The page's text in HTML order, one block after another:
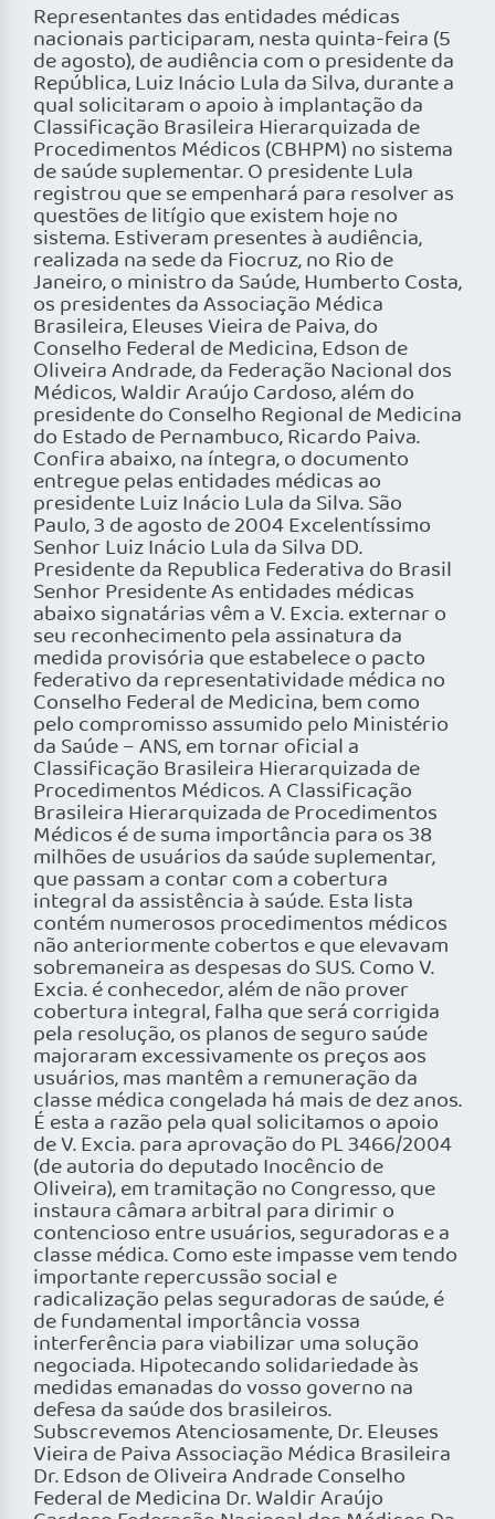
Representantes das entidades médicas
nacionais participaram, nesta quinta-feira (5
de agosto), de audiência com o presidente da
República, Luiz Inácio Lula da Silva, durante a
qual solicitaram o apoio à implantação da
Classificação Brasileira Hierarquizada de
Procedimentos Médicos (CBHPM) no sistema
de saúde suplementar. O presidente Lula
registrou que se empenhará para resolver as
questões de litígio que existem hoje no
sistema. Estiveram presentes à audiência,
realizada na sede da Fiocruz, no Rio de
Janeiro, o ministro da Saúde, Humberto Costa,
os presidentes da Associação Médica
Brasileira, Eleuses Vieira de Paiva, do
Conselho Federal de Medicina, Edson de
Oliveira Andrade, da Federação Nacional dos
Médicos, Waldir Araújo Cardoso, além do
presidente do Conselho Regional de Medicina
do Estado de Pernambuco, Ricardo Paiva.
Confira abaixo, na íntegra, o documento
entregue pelas entidades médicas ao
presidente Luiz Inácio Lula da Silva. São
Paulo, 3 de agosto de 2004 Excelentíssimo
Senhor Luiz Inácio Lula da Silva DD.
Presidente da Republica Federativa do Brasil
Senhor Presidente As entidades médicas
abaixo signatárias vêm a V. Excia. externar o
seu reconhecimento pela assinatura da
medida provisória que estabelece o pacto
federativo da representatividade médica no
Conselho Federal de Medicina, bem como
pelo compromisso assumido pelo Ministério
da Saúde – ANS, em tornar oficial a
Classificação Brasileira Hierarquizada de
Procedimentos Médicos. A Classificação
Brasileira Hierarquizada de Procedimentos
Médicos é de suma importância para os 38
milhões de usuários da saúde suplementar,
que passam a contar com a cobertura
integral da assistência à saúde. Esta lista
contém numerosos procedimentos médicos
não anteriormente cobertos e que elevavam
sobremaneira as despesas do SUS. Como V.
Excia. é conhecedor, além de não prover
cobertura integral, falha que será corrigida
pela resolução, os planos de seguro saúde
majoraram excessivamente os preços aos
usuários, mas mantêm a remuneração da
classe médica congelada há mais de dez anos.
É esta a razão pela qual solicitamos o apoio
de V. Excia. para aprovação do PL 3466/2004
(de autoria do deputado Inocêncio de
Oliveira), em tramitação no Congresso, que
instaura câmara arbitral para dirimir o
contencioso entre usuários, seguradoras e a
classe médica. Como este impasse vem tendo
importante repercussão social e
radicalização pelas seguradoras de saúde, é
de fundamental importância vossa
interferência para viabilizar uma solução
negociada. Hipotecando solidariedade às
medidas emanadas do vosso governo na
defesa da saúde dos brasileiros.
Subscrevemos Atenciosamente, Dr. Eleuses
Vieira de Paiva Associação Médica Brasileira
Dr. Edson de Oliveira Andrade Conselho
Federal de Medicina Dr. Waldir Araújo